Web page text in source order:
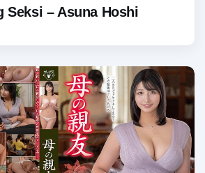
Seksi – Asuna Hoshi